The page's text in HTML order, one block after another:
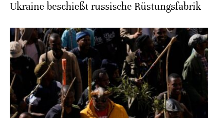
Ukraine beschießt russische Rüstungsfabrik